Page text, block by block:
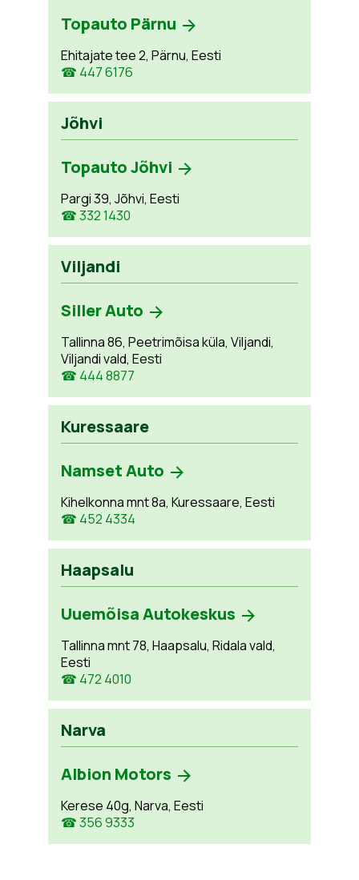
Topauto Pärnu
Ehitajate tee 2, Pärnu, Eesti
☎ 447 6176
Jõhvi
Topauto Jõhvi
Pargi 39, Jõhvi, Eesti
☎ 332 1430
Viljandi
Siller Auto
Tallinna 86, Peetrimõisa küla, Viljandi,
Viljandi vald, Eesti
☎ 444 8877
Kuressaare
Namset Auto
Kihelkonna mnt 8a, Kuressaare, Eesti
☎ 452 4334
Haapsalu
Uuemõisa Autokeskus
Tallinna mnt 78, Haapsalu, Ridala vald,
Eesti
☎ 472 4010
Narva
Albion Motors
Kerese 40g, Narva, Eesti
☎ 356 9333